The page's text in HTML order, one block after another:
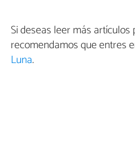
Si deseas leer más artículos
recomendamos que entres
Luna.